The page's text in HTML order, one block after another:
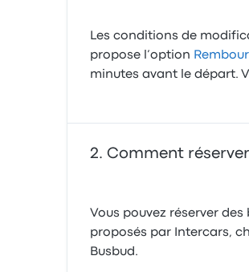
Les conditions de
propose l’option
minutes avant le départ.
Comment
Vous pouvez réserver
proposés par Intercars,
Busbud.